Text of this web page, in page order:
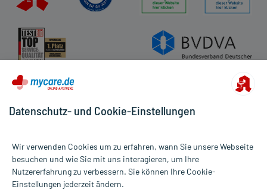
Alle Preise gelten inkl. MwSt., ggf. zzgl. Versandkosten
Informationen auf dieser Website werden ausschließlich für
Datenschutz- und Cookie-Einstellungen
Wir verwenden Cookies um zu erfahren, wann Sie unsere Webseite
besuchen und wie Sie mit uns interagieren, um Ihre
Nutzererfahrung zu verbessern. Sie können Ihre Cookie-
Einstellungen jederzeit ändern.